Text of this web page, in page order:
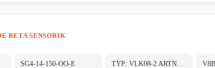
BETA SENSORIK
SG4-14-150-OO-E